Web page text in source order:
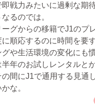
即戦力みたいに過剰な期
るのでは。
ーグからの移籍でJ1のプ
に順応するのに時間を要
グや生活環境の変化にも
年のお試しレンタルと
の間にJ1で通用する見通
な。